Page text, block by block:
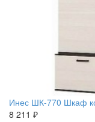
Инес ШК-770 Шкаф
8 211 ₽